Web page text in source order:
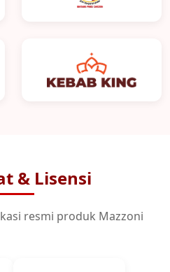
& Lisensi
resmi produk Mazzoni